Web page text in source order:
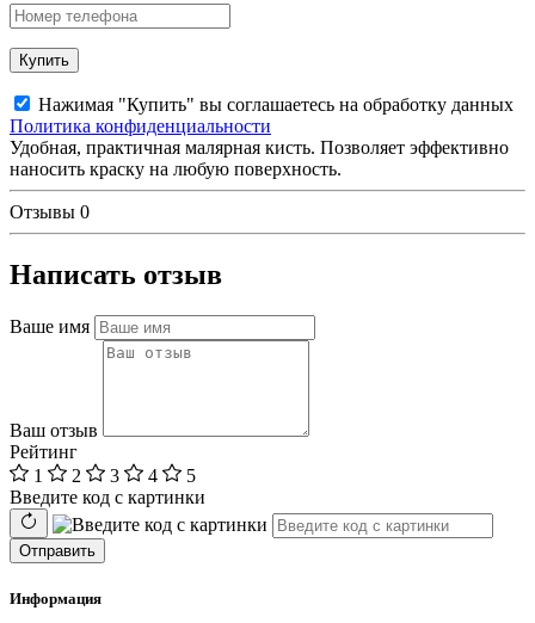
Купить
Нажимая "Купить" вы соглашаетесь на обработку данных
Политика конфиденциальности
Удобная, практичная малярная кисть. Позволяет эффективно
наносить краску на любую поверхность.
Отзывы 0
Написать отзыв
Ваше имя
Ваш отзыв
Рейтинг
1
2 3 4
5
Введите код с картинки
Отправить
Информация